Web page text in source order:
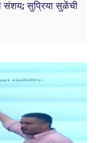
संशय; सुप्रिया सुळेंची